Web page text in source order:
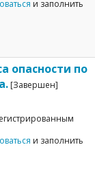
и заполнить
опасности по
[Завершен]
и заполнить